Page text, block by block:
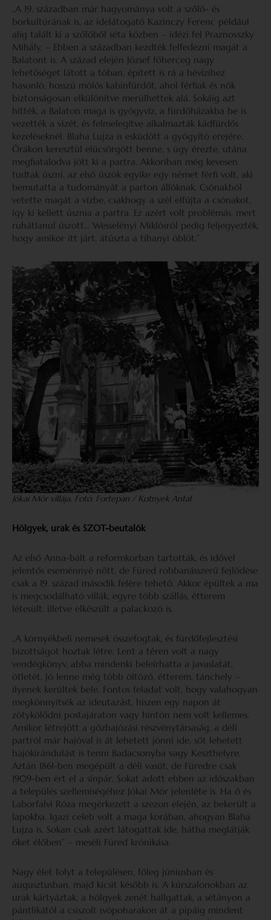
„A 19. században már hagyománya volt a szőlő- és
borkultúrának is, az idelátogató Kazinczy Ferenc például
alig talált ki a szőlőből séta közben – idézi fel Praznovszky
Mihály. – Ebben a században kezdték felfedezni magát a
Balatont is. A század elején József főherceg nagy
lehetőséget látott a tóban, épített is rá a hévízihez
hasonló, hosszú mólós kabinfürdőt, ahol férfiak és nők
biztonságosan elkülönítve merülhettek alá. Sokáig azt
hitték, a Balaton maga is gyógyvíz, a fürdőházakba be is
vezették a vizét, és felmelegítve alkalmazták kádfürdős
kezeléseknél. Blaha Lujza is esküdött a gyógyító erejére.
Órákon keresztül elücsörgött benne, s úgy érezte, utána
megfiatalodva jött ki a partra. Akkoriban még kevesen
tudtak úszni, az első úszók egyike egy német férfi volt, aki
bemutatta a tudományát a parton állóknak. Csónakból
vetette magát a vízbe, csakhogy a szél elfújta a csónakot,
így ki kellett úsznia a partra. Ez azért volt problémás, mert
ruhátlanul úszott… Wesselényi Miklósról pedig feljegyezték,
hogy amikor itt járt, átúszta a tihanyi öblöt.”
Jókai Mór villája. Fotó: Fortepan / Kotnyek Antal
Hölgyek, urak és SZOT-beutalók
Az első Anna-bált a reformkorban tartották, és idővel
jelentős eseménnyé nőtt, de Füred robbanásszerű fejlődése
csak a 19. század második felére tehető. Akkor épültek a ma
is megcsodálható villák, egyre több szállás, étterem
létesült, illetve elkészült a palackozó is.
„A környékbeli nemesek összefogtak, és fürdőfejlesztési
bizottságot hoztak létre. Lent a téren volt a nagy
vendégkönyv, abba mindenki beleírhatta a javaslatát,
ötletét. Jó lenne még több öltöző, étterem, tánchely –
ilyenek kerültek bele. Fontos feladat volt, hogy valahogyan
megkönnyítsék az ideutazást, hiszen egy napon át
zötykölődni postajáraton vagy hintón nem volt kellemes.
Amikor létrejött a gőzhajózási részvénytársaság, a déli
partról már hajóval is át lehetett jönni ide, sőt lehetett
hajókirándulást is tenni Badacsonyba vagy Keszthelyre.
Aztán 1861-ben megépült a déli vasút, de Füredre csak
1909-ben ért el a sínpár. Sokat adott ebben az időszakban
a település szellemiségéhez Jókai Mór jelenléte is. Ha ő és
Laborfalvi Róza megérkezett a szezon elején, az bekerült a
lapokba. Igazi celeb volt a maga korában, ahogyan Blaha
Lujza is. Sokan csak azért látogattak ide, hátha meglátják
őket élőben” – meséli Füred krónikása.
Nagy élet folyt a településen, főleg júniusban és
augusztusban, majd kicsit később is. A kúrszalonokban az
urak kártyáztak, a hölgyek zenét hallgattak, a sétányon a
pántlikától a csiszolt ivópoharakon át a pipáig mindent